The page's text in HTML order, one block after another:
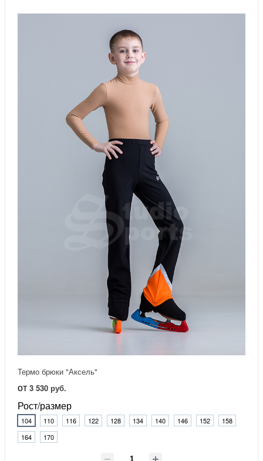
Термо брюки "Аксель"
от 3 530 руб.
Рост/размер
104 110 116 122 128 134 140 146 152
158
164
170